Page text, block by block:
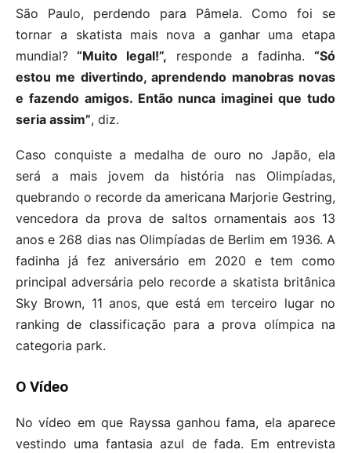
São Paulo, perdendo para Pâmela. Como foi se
tornar a skatista mais nova a ganhar uma etapa
mundial? “Muito legal!”, responde a fadinha. “Só
estou me divertindo, aprendendo manobras novas
e fazendo amigos. Então nunca imaginei que tudo
seria assim”, diz.
Caso conquiste a medalha de ouro no Japão, ela
será a mais jovem da história nas Olimpíadas,
quebrando o recorde da americana Marjorie Gestring,
vencedora da prova de saltos ornamentais aos 13
anos e 268 dias nas Olimpíadas de Berlim em 1936. A
fadinha já fez aniversário em 2020 e tem como
principal adversária pelo recorde a skatista britânica
Sky Brown, 11 anos, que está em terceiro lugar no
ranking de classificação para a prova olímpica na
categoria park.
O Vídeo
No vídeo em que Rayssa ganhou fama, ela aparece
vestindo uma fantasia azul de fada. Em entrevista